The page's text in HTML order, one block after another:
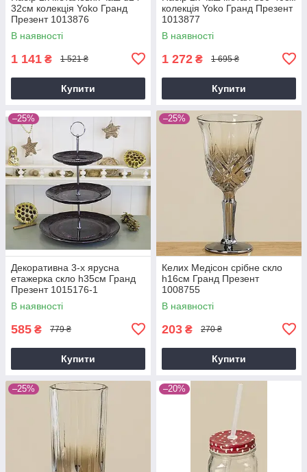
32см колекція Yoko Гранд
Презент 1013876
В наявності
1 141 ₴ 1 521 ₴
Купити
колекція Yoko Гранд Презент
1013877
В наявності
1 272 ₴ 1 695 ₴
Купити
–25%
Декоративна 3-х ярусна
етажерка скло h35см Гранд
Презент 1015176-1
фиолетовый
В наявності
585 ₴ 779 ₴
Купити
–25%
Келих Медісон срібне скло
h16см Гранд Презент
1008755
В наявності
203 ₴ 270 ₴
Купити
–25% –20%